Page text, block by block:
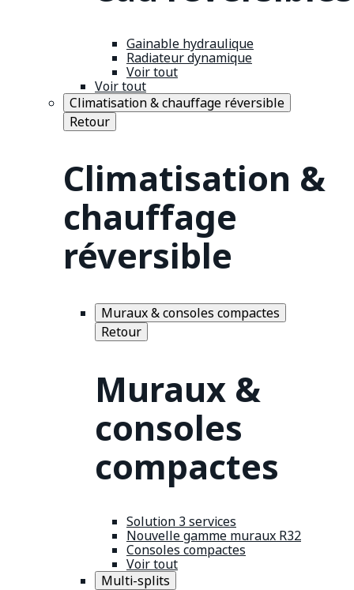
Gainable hydraulique
Radiateur dynamique
Voir tout
Voir tout
Climatisation & chauffage réversible
Retour
Climatisation &
chauffage
réversible
Muraux & consoles compactes
Retour
Muraux &
consoles
compactes
Solution 3 services
Nouvelle gamme muraux R32
Consoles compactes
Voir tout
Multi-splits